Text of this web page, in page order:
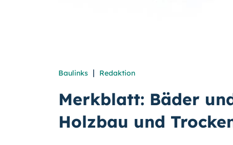
Baulinks | Redaktion
Merkblatt: Bäder
Holzbau und